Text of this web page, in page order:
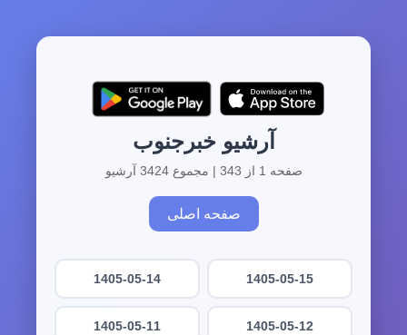
آرشیو خبرجنوب
صفحه 1 از 343 | مجموع 3424 آرشیو
صفحه اصلی
1405-05-15
1405-05-14
1405-05-12
1405-05-11